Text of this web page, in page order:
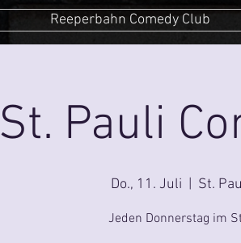
Reeperbahn Comedy Club
St. Pauli
Do., 11. Juli St.
Jeden Donnerstag im